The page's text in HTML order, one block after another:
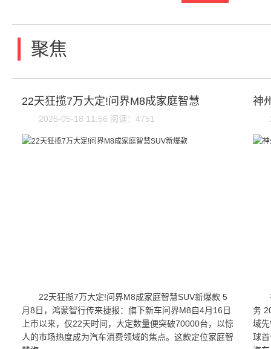
| 聚焦
22天狂揽7万大定!问界M8成家庭智慧
2025-05-18 11:56 阅读：4751
22天狂揽7万大定!问界M8成家庭智慧SUV新爆款 5
月8日，鸿蒙智行传来捷报：旗下新车问界M8自4月16日
上市以来，仅22天时间，大定数量便突破70000台，以惊
人的市场热度成为汽车消费领域的焦点。这款定位家庭智
神
务
域
球